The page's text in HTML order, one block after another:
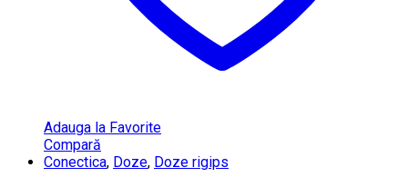
Adauga la Favorite
Compară
Conectica, Doze, Doze rigips